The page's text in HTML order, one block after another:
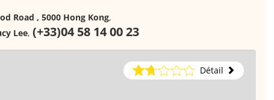
Road , 5000 Hong Kong,
Lee, (+33)04 58 14 00 23
Détail